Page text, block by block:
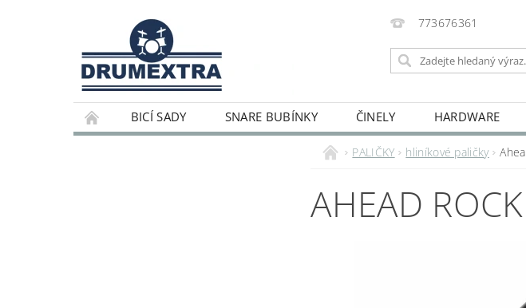
773676361
BICÍ SADY SNARE BUBÍNKY ČINELY HARDWARE
PALIČKY hliníkové paličky
AHEAD